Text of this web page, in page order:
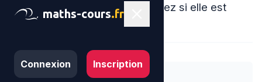
maths-cours.fr
Connexion Inscription
Pour chaque affirmation, indiquez si elle est
Vraie